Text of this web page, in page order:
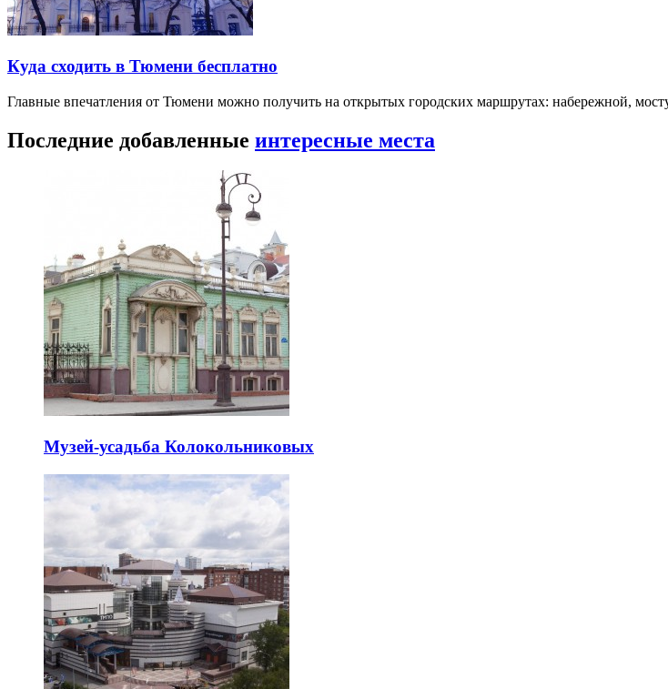
Куда сходить в Тюмени бесплатно
Главные впечатления от Тюмени можно получить на открытых городских маршрутах: набережной,
Последние добавленные интересные места
Музей-усадьба Колокольниковых